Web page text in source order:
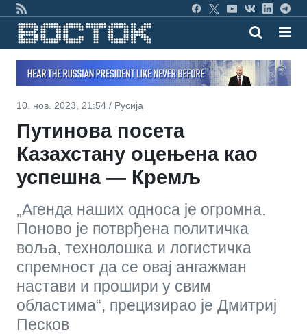
10. нов. 2023, 21:54 / Русија
Путинова посета
Казахстану оцењена као
успешна — Кремљ
„Агенда наших односа је огромна.
Поново је потврђена политичка
воља, технолошка и логистичка
спремност да се овај ангажман
настави и прошири у свим
областима“, прецизирао је Дмитриј
Песков